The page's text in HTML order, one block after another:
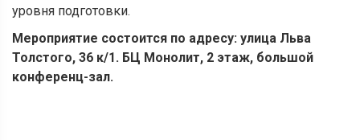
уровня подготовки.
Мероприятие состоится по адресу: улица Льва
Толстого, 36 к/1. БЦ Монолит, 2 этаж, большой
конференц-зал.